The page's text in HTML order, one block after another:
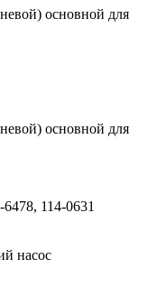
основной для
основной для
114-0631
насос